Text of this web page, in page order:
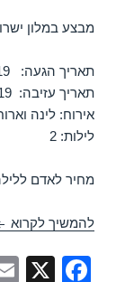
מבצע במלון
תאריך הגעה: 12/01/19
תאריך עזיבה: 14/01/19
אירוח: לינה
לילות: 2
מחיר לאדם
להמשיך לקרוא
F
X